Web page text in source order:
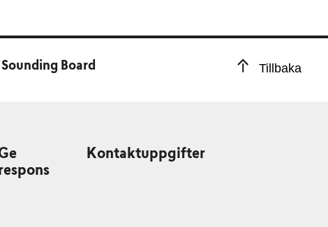
Board Tillbaka
Kontaktuppgifter